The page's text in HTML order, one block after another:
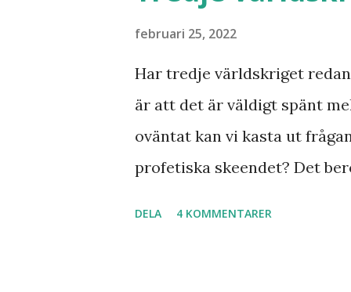
februari 25, 2022
Har tredje världskriget
är att det är väldigt spänt
oväntat kan vi kasta ut
profetiska skeendet? Det
DELA 4 KOMMENTARER